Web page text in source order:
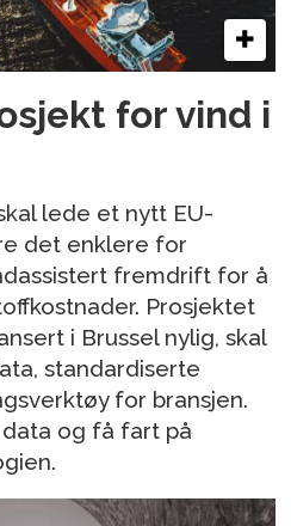
for vind i
lede et nytt EU-
det enklere for
fremdrift for å
Prosjektet
i Brussel nylig, skal
standardiserte
for bransjen.
og få fart på